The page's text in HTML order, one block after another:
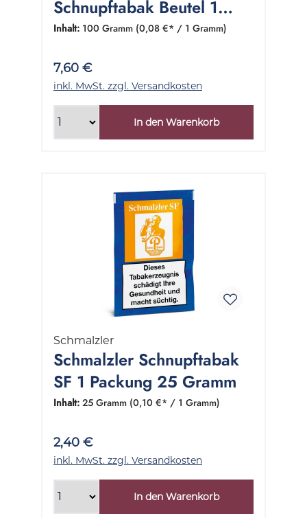
Schnupftabak Beutel 1
Packung 100 Gramm
Inhalt: 100 Gramm (0,08 €* / 1 Gramm)
7,60 €
inkl. MwSt. zzgl. Versandkosten
In den Warenkorb
Schmalzler
Schmalzler Schnupftabak
SF 1 Packung 25 Gramm
Inhalt: 25 Gramm (0,10 €* / 1 Gramm)
2,40 €
inkl. MwSt. zzgl. Versandkosten
In den Warenkorb